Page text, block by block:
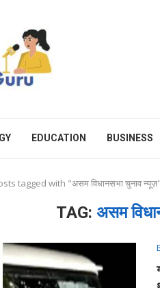
EDUCATION BUSINESS
tagged with "असम विधानसभा चुनाव न्यूज़"
TAG:असम